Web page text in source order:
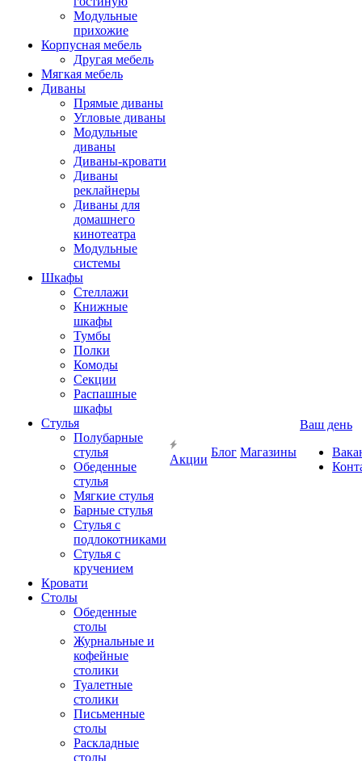
Модульные
прихожие
Корпусная мебель
Другая мебель
Мягкая мебель
Диваны
Прямые диваны
Угловые диваны
Модульные
диваны
Диваны-кровати
Диваны
реклайнеры
Диваны для
домашнего
кинотеатра
Модульные
системы
Шкафы
Стеллажи
Книжные
шкафы
Тумбы
Полки
Комоды
Секции
Распашные
шкафы
Стулья
Полубарные
стулья
Обеденные
стулья
Мягкие стулья
Барные стулья
Стулья с
подлокотниками
Стулья с
кручением
Кровати
Столы
Обеденные
столы
Журнальные и
кофейные
столики
Туалетные
столики
Письменные
столы
Раскладные
столы
Акции
Блог Магазины
Ваш день